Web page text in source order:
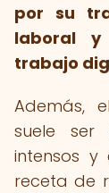
por su
laboral y
trabajo
Además,
suele
intensos y
receta de